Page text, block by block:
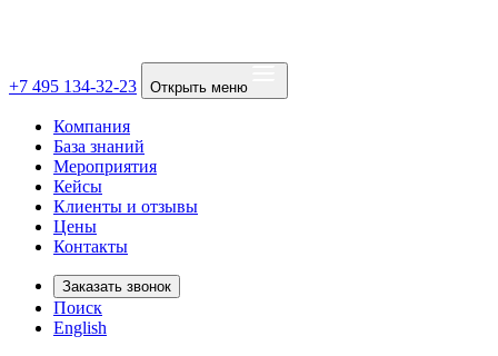
+7 495 134-32-23 Открыть меню
Компания
База знаний
Мероприятия
Кейсы
Клиенты и отзывы
Цены
Контакты
Заказать звонок
Поиск
English